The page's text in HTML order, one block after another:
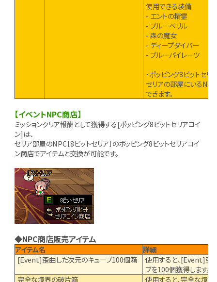
使用できる装備
- エントの精霊
- ブルーベリル
- 森の魔女
- ディープダイバー
- ブルーパイレーツ
・ポッピング8ビットセリ
セリアの部屋にいる
できます。
【イベントNPC商店】
ミッションクリア報酬として獲得する[ポッピング8ビットセリアコイ
ン]は、
セリア部屋のNPC［8ビットセリア］のポッピング8ビットセリアコイ
ン商店でアイテムと交換が可能です。
◆NPC商店販売アイテム
アイテム名
詳細
[Event]歪曲した次元のキューブ100個箱
使用すると、[Event]歪
ブを100個獲得します。
完全な境界の破片箱
使用すると、完全な境